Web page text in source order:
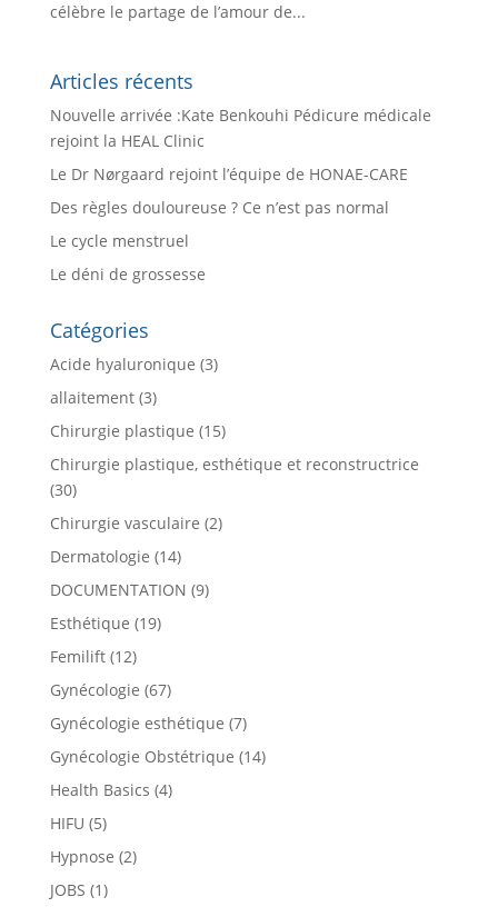
célèbre le partage de l’amour de...
Articles récents
Nouvelle arrivée :Kate Benkouhi Pédicure médicale
rejoint la HEAL Clinic
Le Dr Nørgaard rejoint l’équipe de HONAE-CARE
Des règles douloureuse ? Ce n’est pas normal
Le cycle menstruel
Le déni de grossesse
Catégories
Acide hyaluronique (3)
allaitement(3)
Chirurgie plastique (15)
Chirurgie plastique, esthétique et reconstructrice
(30)
Chirurgie vasculaire (2)
Dermatologie (14)
DOCUMENTATION (9)
Esthétique (19)
Femilift(12)
Gynécologie (67)
Gynécologie esthétique (7)
Gynécologie Obstétrique (14)
Health Basics (4)
HIFU (5)
Hypnose (2)
JOBS (1)